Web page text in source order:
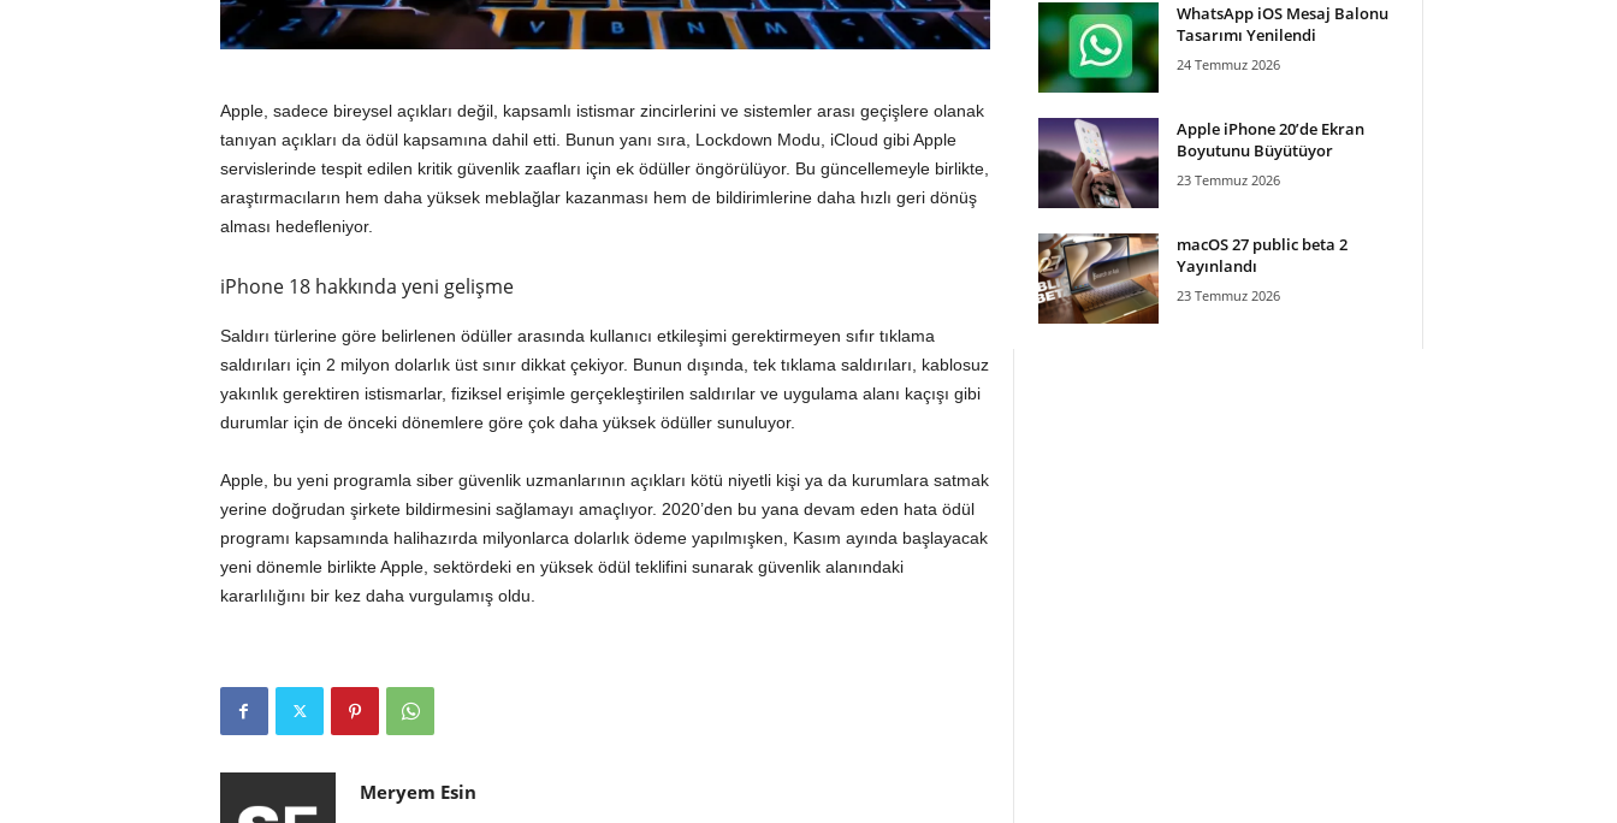
Apple, sadece bireysel açıkları değil, kapsamlı istismar zincirlerini ve sistemler arası geçişlere olanak
tanıyan açıkları da ödül kapsamına dahil etti. Bunun yanı sıra, Lockdown Modu, iCloud gibi Apple
servislerinde tespit edilen kritik güvenlik zaafları için ek ödüller öngörülüyor. Bu güncellemeyle birlikte,
araştırmacıların hem daha yüksek meblağlar kazanması hem de bildirimlerine daha hızlı geri dönüş
alması hedefleniyor.
iPhone 18 hakkında yeni gelişme
Saldırı türlerine göre belirlenen ödüller arasında kullanıcı etkileşimi gerektirmeyen sıfır tıklama
saldırıları için 2 milyon dolarlık üst sınır dikkat çekiyor. Bunun dışında, tek tıklama saldırıları, kablosuz
yakınlık gerektiren istismarlar, fiziksel erişimle gerçekleştirilen saldırılar ve uygulama alanı kaçışı gibi
durumlar için de önceki dönemlere göre çok daha yüksek ödüller sunuluyor.
Apple, bu yeni programla siber güvenlik uzmanlarının açıkları kötü niyetli kişi ya da kurumlara satmak
yerine doğrudan şirkete bildirmesini sağlamayı amaçlıyor. 2020’den bu yana devam eden hata ödül
programı kapsamında halihazırda milyonlarca dolarlık ödeme yapılmışken, Kasım ayında başlayacak
yeni dönemle birlikte Apple, sektördeki en yüksek ödül teklifini sunarak güvenlik alanındaki
kararlılığını bir kez daha vurgulamış oldu.
Meryem Esin
WhatsApp iOS Mesaj Balonu
Tasarımı Yenilendi
24 Temmuz 2026
Apple iPhone 20’de Ekran
Boyutunu Büyütüyor
23 Temmuz 2026
macOS 27 public beta 2
Yayınlandı
23 Temmuz 2026